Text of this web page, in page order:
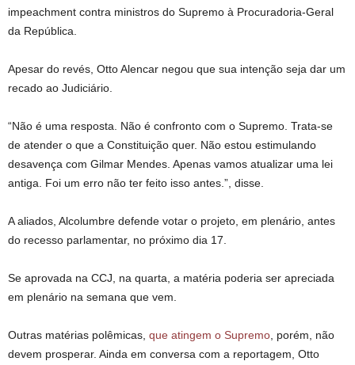
impeachment contra ministros do Supremo à Procuradoria-Geral
da República.
Apesar do revés, Otto Alencar negou que sua intenção seja dar um
recado ao Judiciário.
“Não é uma resposta. Não é confronto com o Supremo. Trata-se
de atender o que a Constituição quer. Não estou estimulando
desavença com Gilmar Mendes. Apenas vamos atualizar uma lei
antiga. Foi um erro não ter feito isso antes.”, disse.
A aliados, Alcolumbre defende votar o projeto, em plenário, antes
do recesso parlamentar, no próximo dia 17.
Se aprovada na CCJ, na quarta, a matéria poderia ser apreciada
em plenário na semana que vem.
Outras matérias polêmicas, que atingem o Supremo , porém, não
devem prosperar. Ainda em conversa com a reportagem, Otto